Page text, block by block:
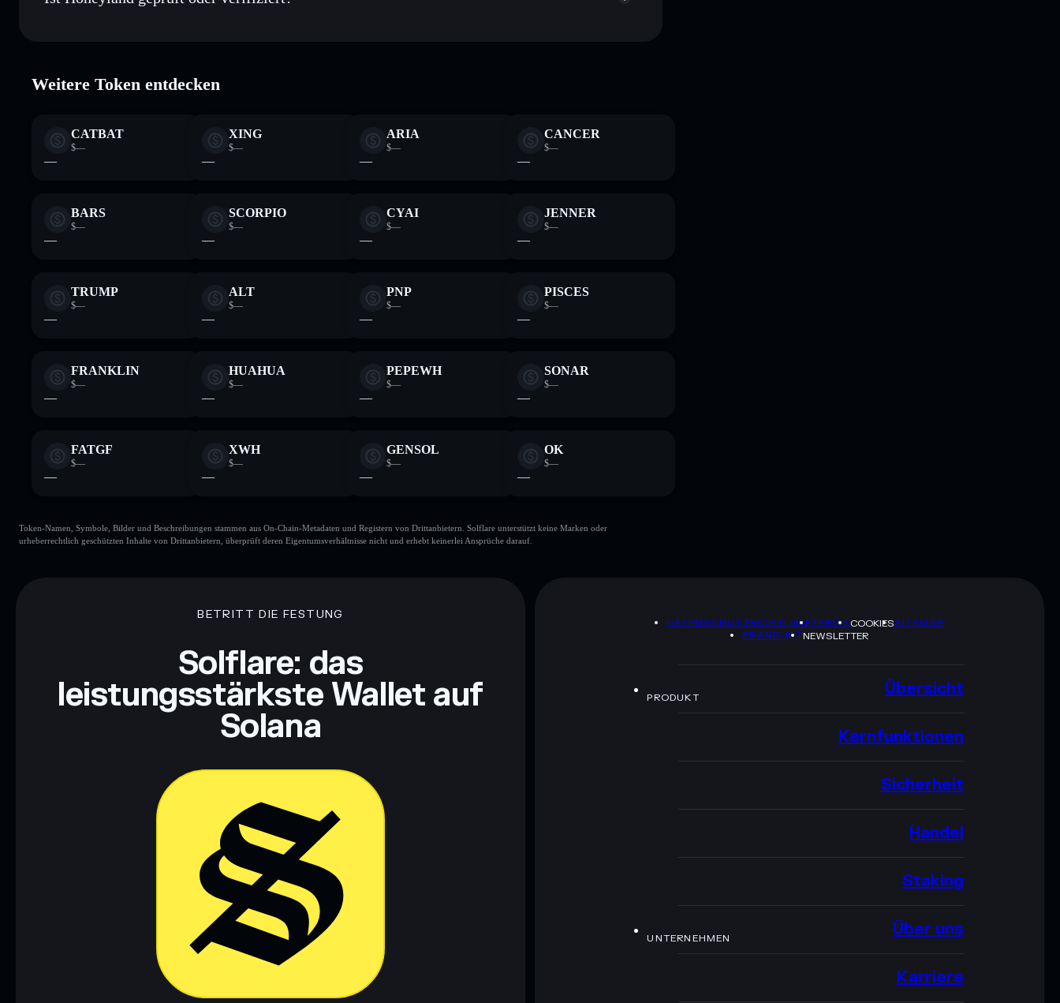
Solflare-
Weitere Token entdecken
CATBAT
$—
—
XING
$—
—
ARIA
$—
—
CANCER
$—
—
BARS
$—
—
SCORPIO
$—
—
CYAI
$—
—
JENNER
$—
—
TRUMP
$—
—
ALT
$—
—
PNP
$—
—
PISCES
$—
—
FRANKLIN
$—
—
HUAHUA
$—
—
PEPEWH
$—
—
SONAR
$—
—
FATGF
$—
—
XWH
$—
—
GENSOL
$—
—
OK
$—
—
Token-Namen, Symbole, Bilder und Beschreibungen stammen aus On-Chain-Metadaten und Registern von Drittanbietern. Solflare unterstützt keine Marken oder
urheberrechtlich geschützten Inhalte von Drittanbietern, überprüft deren Eigentumsverhältnisse nicht und erhebt keinerlei Ansprüche darauf.
BETRITT DIE FESTUNG
Solflare: das
leistungsstärkste Wallet auf
Solana
DATENSCHUTZRICHTLINIETERMSCOOKIESSITEMAP
BRAND-KITNEWSLETTER
PRODUKT Übersicht
Kernfunktionen
Sicherheit
Handel
Staking
UNTERNEHMEN Über uns
Karriere